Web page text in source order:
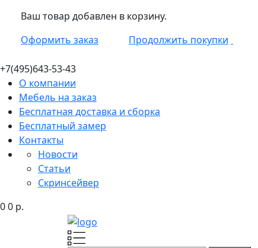
Ваш товар добавлен в корзину.
Оформить заказ
Продолжить покупки
+7(495)643-53-43
О компании
Мебель на заказ
Бесплатная доставка и сборка
Бесплатный замер
Контакты
Новости
Статьи
Скринсейвер
00 р.